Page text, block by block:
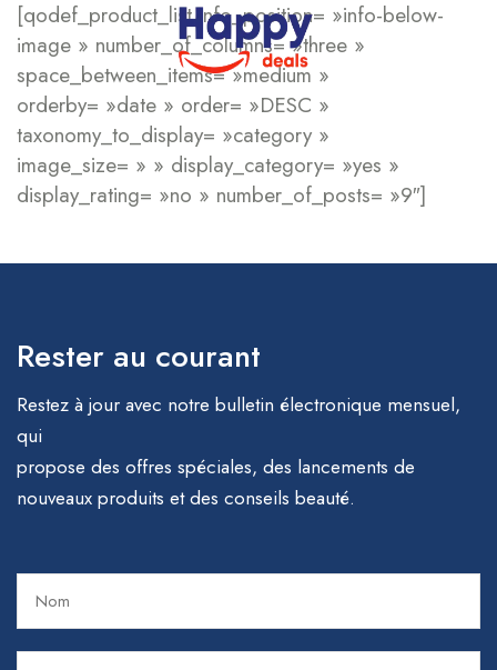
[qodef_product_list info_position= »info-below-
image » number_of_columns= »three »
space_between_items= »medium »
orderby= »date » order= »DESC »
taxonomy_to_display= »category »
image_size= » » display_category= »yes »
display_rating= »no » number_of_posts= »9″]
Rester au courant
Restez à jour avec notre bulletin électronique mensuel,
qui
propose des offres spéciales, des lancements de
nouveaux produits et des conseils beauté.